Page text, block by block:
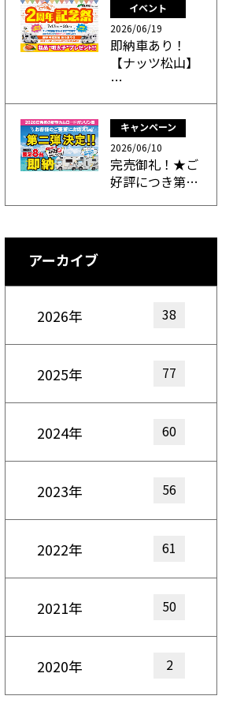
イベント
2026/06/19
即納車あり！
【ナッツ松山】
…
キャンペーン
2026/06/10
完売御礼！★ご
好評につき第…
アーカイブ
2026年 38
2025年 77
2024年 60
2023年 56
2022年 61
2021年 50
2020年 2